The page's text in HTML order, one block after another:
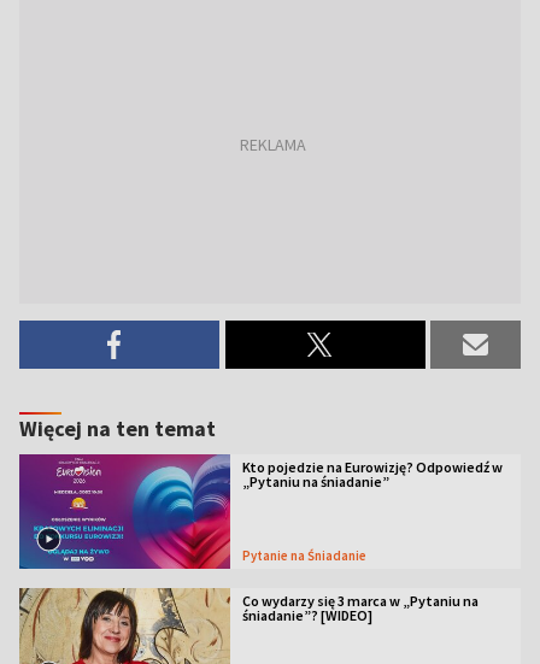
Więcej na ten temat
Kto pojedzie na Eurowizję? Odpowiedź w
„Pytaniu na śniadanie”
Pytanie na Śniadanie
Co wydarzy się 3 marca w „Pytaniu na
śniadanie”? [WIDEO]